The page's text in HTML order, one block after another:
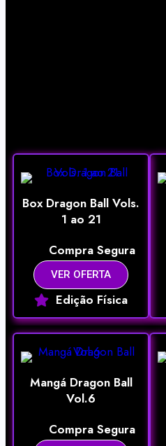
Box Dragon Ball Vols.
1 ao 21
Compra Segura
VER OFERTA
Edição Física
Mangá Dragon Ball
Vol.6
Compra Segura